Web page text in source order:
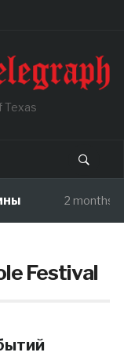
Texas
2 months
Festival